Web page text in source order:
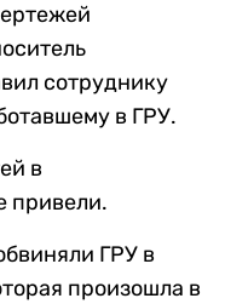
сотруднику
в ГРУ.
в
привели.
ГРУ в
произошла в